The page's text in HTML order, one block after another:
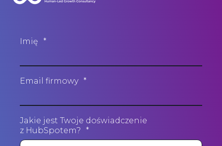
Imię *
Email firmowy *
Jakie jest Twoje doświadczenie
z HubSpotem?
*